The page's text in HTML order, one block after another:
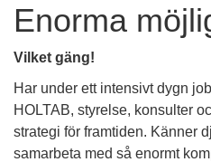
Enorma
Vilket gäng!
Har under ett intensivt dygn
HOLTAB, styrelse, konsulter
strategi för framtiden. Känner
samarbeta med så enormt